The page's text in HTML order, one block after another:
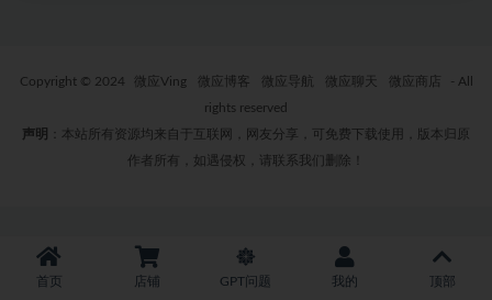
Copyright © 2024 微应Ving 微应博客 微应导航 微应聊天 微应商店
- All
rights reserved
声明
：本站所有资源均来自于互联网，网友分享，可免费下载使用，版本归原
作者所有，如遇侵权，请联系我们删除！
首页 店铺 GPT问题 我的 顶部